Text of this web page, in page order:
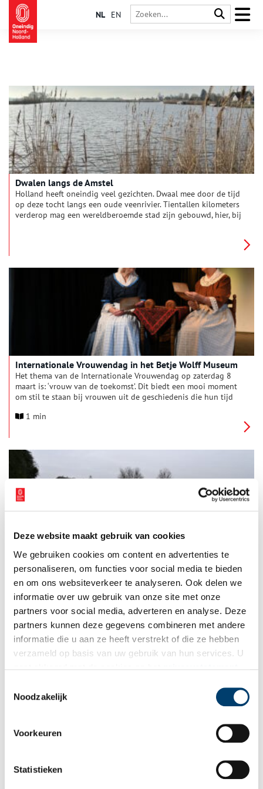
Deze website maakt gebruik van cookies
We gebruiken cookies om content en advertenties te
personaliseren, om functies voor social media te bieden
en om ons websiteverkeer te analyseren. Ook delen we
informatie over uw gebruik van onze site met onze
partners voor social media, adverteren en analyse. Deze
partners kunnen deze gegevens combineren met andere
informatie die u aan ze heeft verstrekt of die ze hebben
verzameld op basis van uw gebruik van hun services. U
Noodzakelijk
Voorkeuren
Statistieken
NL EN
Dwalen langs de Amstel
Holland heeft oneindig veel gezichten. Dwaal mee door de tijd
op deze tocht langs een oude veenrivier. Tientallen kilometers
verderop mag een wereldberoemde stad zijn gebouwd, hier, bij
Internationale Vrouwendag in het Betje Wolff Museum
Het thema van de Internationale Vrouwendag op zaterdag 8
maart is: ‘vrouw van de toekomst’. Dit biedt een mooi moment
om stil te staan bij vrouwen uit de geschiedenis die hun tijd
1 min
Welke plaats vind jij het meest kenmerkend voor Noord-
Holland? Dikkie de Vries uit de gemeente Aalsmeer hoeft er
niet lang over na te denken: ‘Wat ik kenmerkend vind voor
Amstelland? De Amstel natuurlijk.’ Wandel in gedachten mee
langs de oevers van de Amstel, door de dorpen Nes en
Ouderkerk.
Land van Leeghwater, haringvissers en Betje
Dit is het land van Leeghwater. De Rijp, ooit centrum van de
kwamen aan uit Baltische havens. De Rijp bruiste van het
leven. Met stank, stof en lawaai.